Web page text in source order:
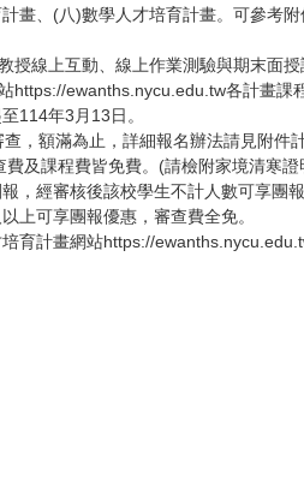
畫、(八)數學人才培育計畫。可參考
線上互動、線上作業測驗與期末面
ewanths.nycu.edu.tw各計畫課
114年3月13日。
，額滿為止，詳細報名辦法請見附件計
及課程費皆免費。(請檢附家境清寒
，經審核後該校學生不計人數可享團報
上可享團報優惠，審查費全免。
育計畫網站https://